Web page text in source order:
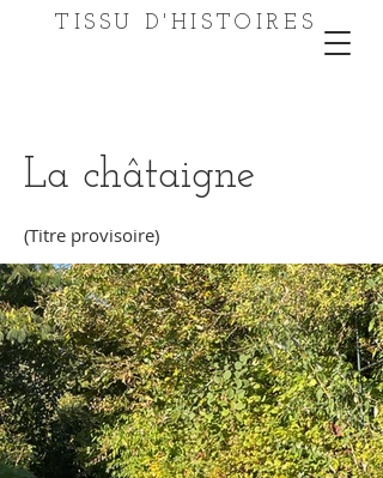
TISSU D'HISTOIRES
La châtaigne
(Titre provisoire)